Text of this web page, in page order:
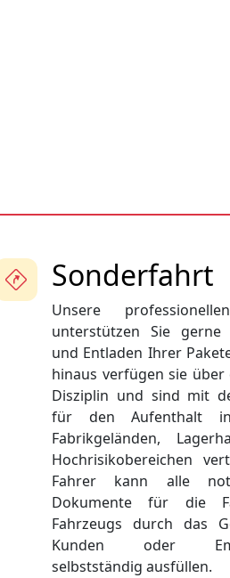
Sonderfahrt
Unsere
unterstützen Sie gerne
und Entladen Ihrer
hinaus verfügen sie über
Disziplin und sind mit
für den Aufenthalt
Fabrikgeländen,
Hochrisikobereichen
Fahrer kann alle
Dokumente für die
Fahrzeugs durch das
Kunden oder
selbstständig ausfüllen.